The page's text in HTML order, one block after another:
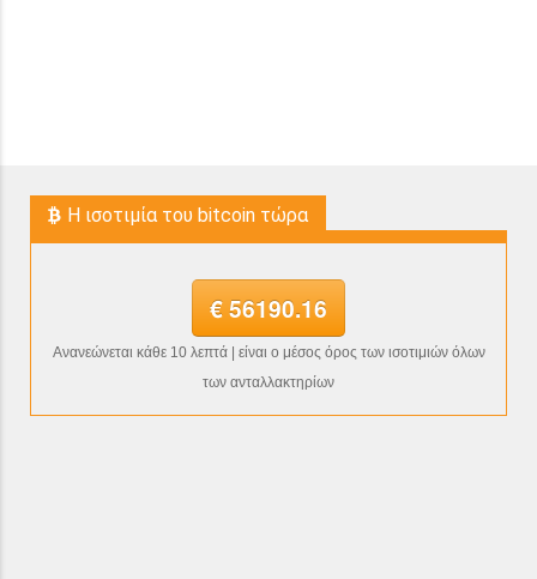
H ισοτιμία του bitcoin τώρα
€ 56190.16
Ανανεώνεται κάθε 10 λεπτά | είναι ο μέσος όρος των ισοτιμιών όλων
των ανταλλακτηρίων